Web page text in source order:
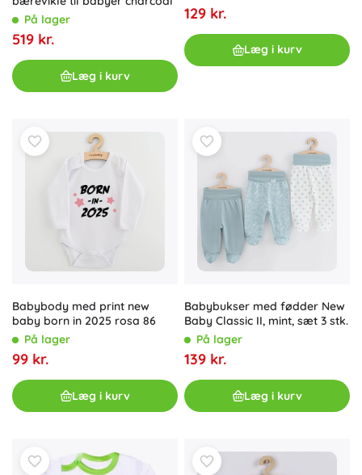
På lager
519 kr.
Læg i kurv
129 kr.
Læg i kurv
Babybody med print new
baby born in 2025 rosa 86
På lager
99 kr.
Læg i kurv
Babybukser med fødder New
Baby Classic II, mint, sæt 3 stk.
På lager
139 kr.
Læg i kurv